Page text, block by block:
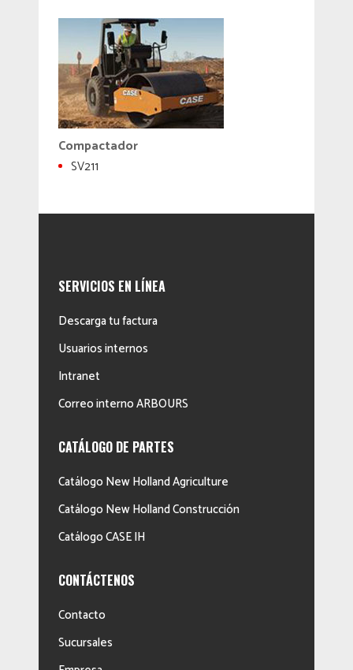
Compactador
SV211
SERVICIOS EN LÍNEA
Descarga tu factura
Usuarios internos
Intranet
Correo interno ARBOURS
CATÁLOGO DE PARTES
Catálogo New Holland Agriculture
Catálogo New Holland Construcción
Catálogo CASE IH
CONTÁCTENOS
Contacto
Sucursales